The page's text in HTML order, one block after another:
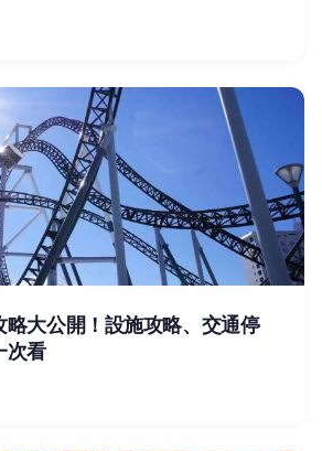
略大公開！設施攻略、交通停
次看